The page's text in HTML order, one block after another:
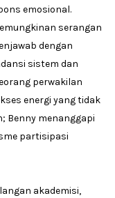
emosional.
serangan
dengan
sistem dan
perwakilan
energi yang tidak
Benny menanggapi
partisipasi
akademisi,